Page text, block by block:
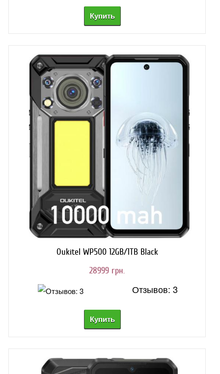
Oukitel WP500 12GB/1TB Black
28999 грн.
Отзывов: 3